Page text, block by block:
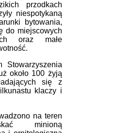
przodkach
niespotykaną
bytowania,
do miejscowych
oraz małe
Stowarzyszenia
około 100 żyją
się z
klaczy i
na teren
minioną